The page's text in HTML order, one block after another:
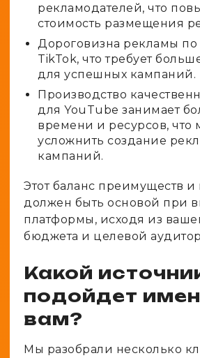
рекламодателей, что
стоимость размещения
Дороговизна рекламы
TikTok, что требует
для успешных кампаний.
Производство
для YouTube занимает
времени и ресурсов, что
усложнить создание
кампаний.
Этот баланс преимуществ и
должен быть основой при
платформы, исходя из
бюджета и целевой
Какой
подойдет
вам?
Мы разобрали несколько